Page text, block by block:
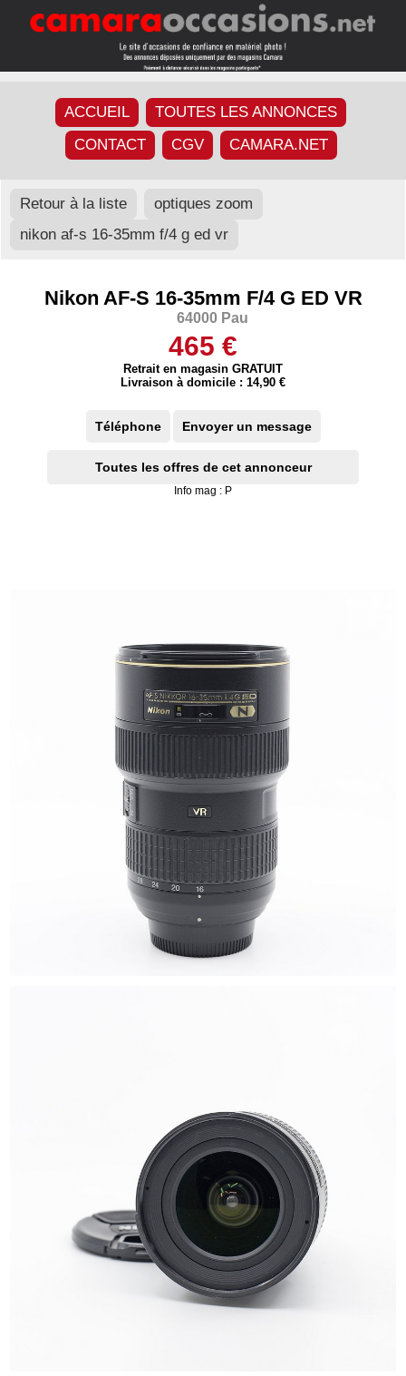
ACCUEIL
TOUTES LES ANNONCES
CONTACT
CGV CAMARA.NET
Retour à la liste
optiques zoom
nikon af-s 16-35mm f/4 g ed vr
Nikon AF-S 16-35mm F/4 G ED VR
64000 Pau
465 €
Retrait en magasin GRATUIT
Livraison à domicile : 14,90 €
Téléphone Envoyer un message
Toutes les offres de cet annonceur
Info mag : P